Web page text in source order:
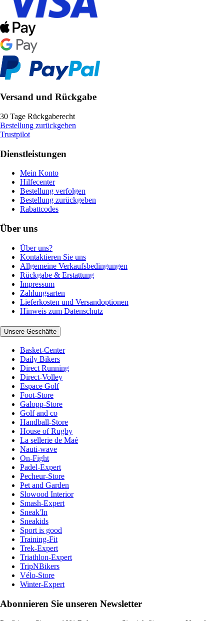
Versand und Rückgabe
30 Tage Rückgaberecht
Bestellung zurückgeben
Trustpilot
Dienstleistungen
Mein Konto
Hilfecenter
Bestellung verfolgen
Bestellung zurückgeben
Rabattcodes
Über uns
Über uns?
Kontaktieren Sie uns
Allgemeine Verkaufsbedingungen
Rückgabe & Erstattung
Impressum
Zahlungsarten
Lieferkosten und Versandoptionen
Hinweis zum Datenschutz
Unsere Geschäfte
Basket-Center
Daily Bikers
Direct Running
Direct-Volley
Espace Golf
Foot-Store
Galopp-Store
Golf and co
Handball-Store
House of Rugby
La sellerie de Maé
Nauti-wave
On-Fight
Padel-Expert
Pecheur-Store
Pet and Garden
Slowood Interior
Smash-Expert
Sneak'In
Sneakids
Sport is good
Training-Fit
Trek-Expert
Triathlon-Expert
TripNBikers
Vélo-Store
Winter-Expert
Abonnieren Sie unseren Newsletter